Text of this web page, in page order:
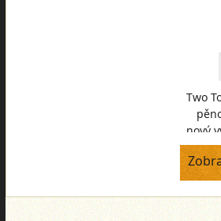
Two
nový
Tato